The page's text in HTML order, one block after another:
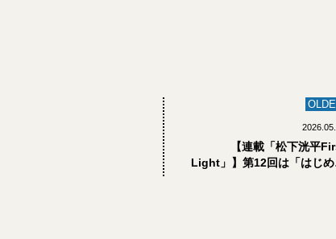
【連載「松下洸平
Light」】第12回は「はじめ